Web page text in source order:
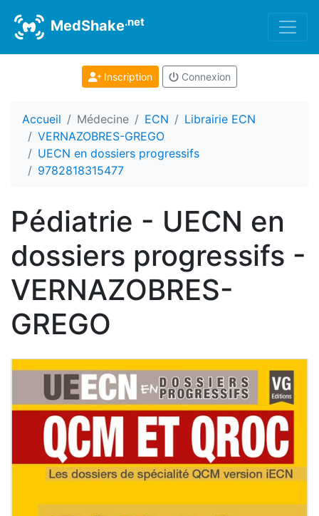
MedShake.net
Inscription Connexion
Accueil Médecine ECN
Librairie ECN
VERNAZOBRES-GREGO
UECN en dossiers progressifs
9782818315477
Pédiatrie - UECN en
dossiers progressifs -
VERNAZOBRES-
GREGO